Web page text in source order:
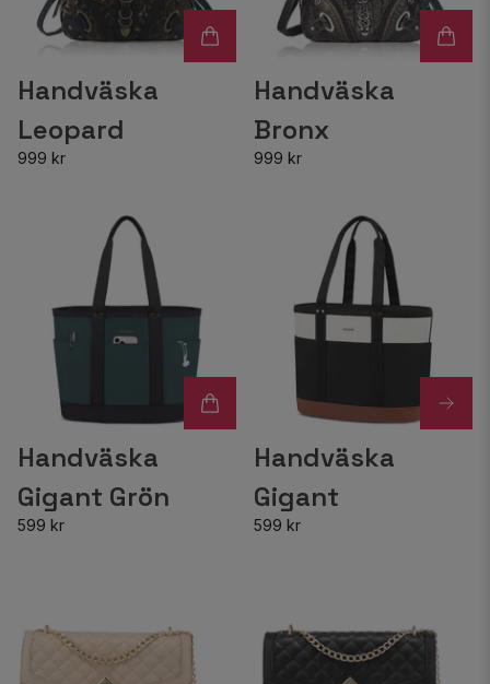
Handväska
Leopard
999 kr
Handväska
Bronx
999 kr
Handväska
Gigant Grön
599 kr
Handväska
Gigant
599 kr